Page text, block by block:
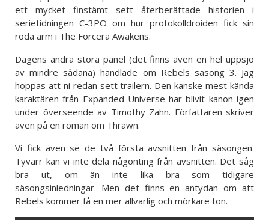
ett mycket finstämt sett återberättade historien i
serietidningen C-3PO om hur protokolldroiden fick sin
röda arm i The Forcera Awakens.
Dagens andra stora panel (det finns även en hel uppsjö
av mindre sådana) handlade om Rebels säsong 3. Jag
hoppas att ni redan sett trailern. Den kanske mest kända
karaktären från Expanded Universe har blivit kanon igen
under överseende av Timothy Zahn. Författaren skriver
även på en roman om Thrawn.
Vi fick även se de två första avsnitten från säsongen.
Tyvärr kan vi inte dela någonting från avsnitten. Det såg
bra ut, om än inte lika bra som tidigare
säsongsinledningar. Men det finns en antydan om att
Rebels kommer få en mer allvarlig och mörkare ton.